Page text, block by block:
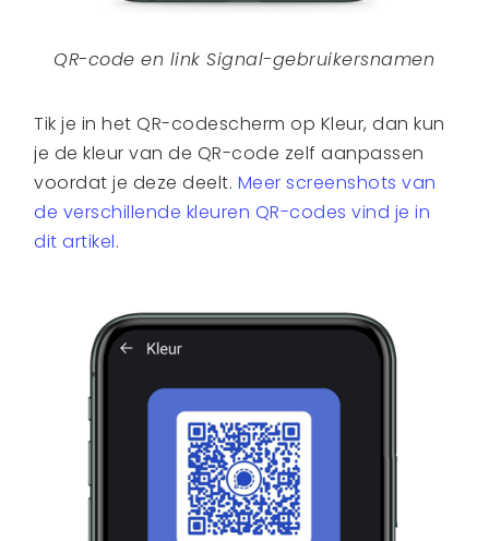
QR-code en link Signal-gebruikersnamen
Tik je in het QR-codescherm op Kleur, dan kun
je de kleur van de QR-code zelf aanpassen
voordat je deze deelt. Meer screenshots van
de verschillende kleuren QR-codes vind je in
dit artikel.